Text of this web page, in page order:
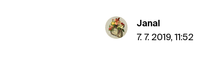
JanaI
7. 7. 2019, 11:52